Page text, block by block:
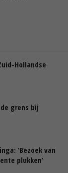
Hollandse
grens bij
‘Bezoek van
plukken’